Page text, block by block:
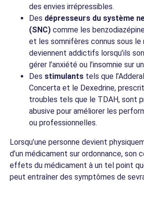
des envies irrépressibles.
Des dépresseurs du système
(SNC) comme les
et les somnifères connus sous le
deviennent addictifs lorsqu’ils
gérer l’anxiété ou l’insomnie sur
Des stimulants tels que
Concerta et le Dexedrine,
troubles tels que le TDAH, sont
abusive pour améliorer les
ou professionnelles.
Lorsqu’une personne devient
d’un médicament sur ordonnance, son
effets du médicament à un tel point
peut entraîner des symptômes de